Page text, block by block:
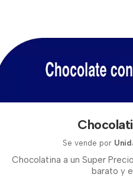
Se vende por
Chocolatina a un Super
barato y